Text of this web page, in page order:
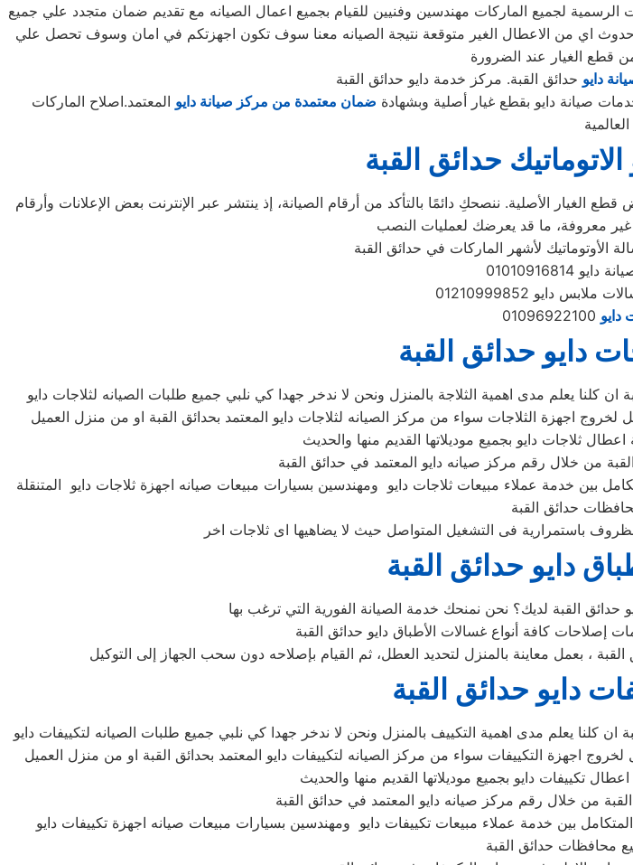
الرسمية لجميع الماركات مهندسين وفنيين للقيام بجميع اعمال الصيانه مع تقديم ضمان متجدد علي جميع
حدوث اي من الاعطال الغير متوقعة نتيجة الصيانه معنا سوف تكون اجهزتكم في امان وسوف تحصل علي
دايو حدائق القبة. مركز خدمة دايو حدائق القبة
صيانة دايو بقطع غيار أصلية وبشهادة ضمان معتمدة من مركز صيانة دايو المعتمد.اصلاح الماركات
العالمية
حدائق القبة
الأصلية. ننصحكِ دائمًا بالتأكد من أرقام الصيانة، إذ ينتشر عبر الإنترنت بعض الإعلانات وأرقام
دايو
دايو حدائق القبة
بين خدمة عملاء مبيعات ثلاجات دايو ومهندسين بسيارات مبيعات صيانه اجهزة ثلاجات دايو المتنقلة
دايو حدائق القبة
، بعمل معاينة بالمنزل لتحديد العطل، ثم القيام بإصلاحه دون سحب الجهاز إلى التوكيل
دايو حدائق القبة
بين خدمة عملاء مبيعات تكييفات دايو ومهندسين بسيارات مبيعات صيانه اجهزة تكييفات دايو